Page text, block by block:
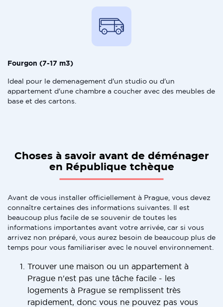
Fourgon (7-17 m3)
Ideal pour le demenagement d'un studio ou d'un
appartement d'une chambre a coucher avec des meubles de
base et des cartons.
Choses à savoir avant de déménager
en République tchèque
Avant de vous installer officiellement à Prague, vous devez
connaître certaines des informations suivantes. Il est
beaucoup plus facile de se souvenir de toutes les
informations importantes avant votre arrivée, car si vous
arrivez non préparé, vous aurez besoin de beaucoup plus de
temps pour vous familiariser avec le nouvel environnement.
Trouver une maison ou un appartement à
Prague n'est pas une tâche facile - les
logements à Prague se remplissent très
rapidement, donc vous ne pouvez pas vous